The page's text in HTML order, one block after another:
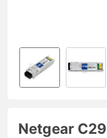
Netgear